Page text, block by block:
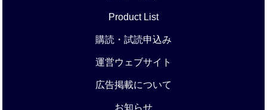
Product List
購読・試読申込み
運営ウェブサイト
広告掲載について
お知らせ